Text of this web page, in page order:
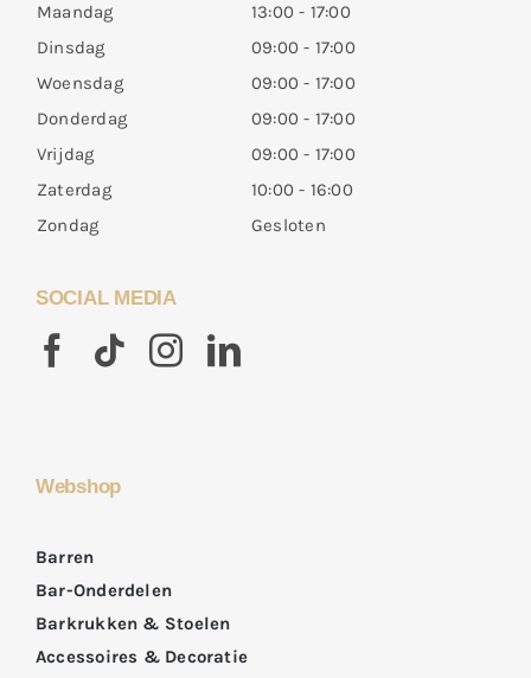
Maandag
13:00 - 17:00
Dinsdag
09:00 - 17:00
Woensdag
09:00 - 17:00
Donderdag
09:00 - 17:00
Vrijdag
09:00 - 17:00
Zaterdag
10:00 - 16:00
Zondag
Gesloten
SOCIAL MEDIA
Webshop
Barren
Bar-Onderdelen
Barkrukken & Stoelen
Accessoires & Decoratie